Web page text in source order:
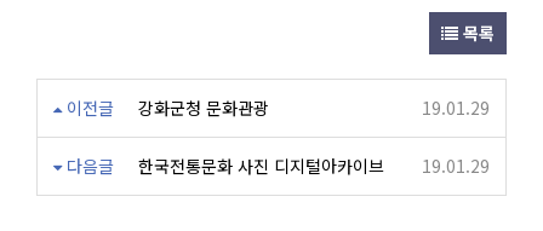
목록
이전글 강화군청 문화관광 19.01.29
다음글 한국전통문화 사진 디지털아카이브 19.01.29